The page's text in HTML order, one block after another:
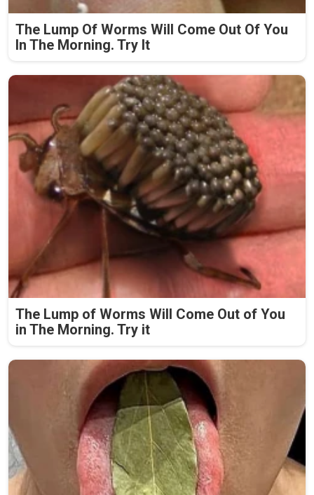
The Lump Of Worms Will Come Out Of You
In The Morning. Try It
The Lump of Worms Will Come Out of You
in The Morning. Try it